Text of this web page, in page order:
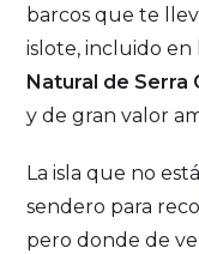
barcos que te
islote, incluido en
Natural de Serra
y de gran valor
La isla que no
sendero para
pero donde de